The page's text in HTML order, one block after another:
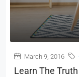
March 9, 2016
Learn The